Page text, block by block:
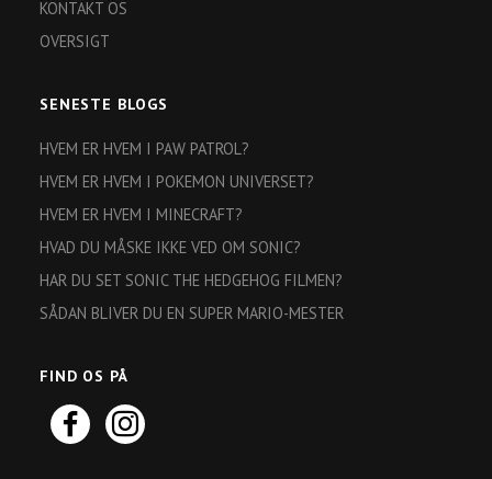
KONTAKT OS
OVERSIGT
SENESTE BLOGS
HVEM ER HVEM I PAW PATROL?
HVEM ER HVEM I POKEMON UNIVERSET?
HVEM ER HVEM I MINECRAFT?
HVAD DU MÅSKE IKKE VED OM SONIC?
HAR DU SET SONIC THE HEDGEHOG FILMEN?
SÅDAN BLIVER DU EN SUPER MARIO-MESTER
FIND OS PÅ